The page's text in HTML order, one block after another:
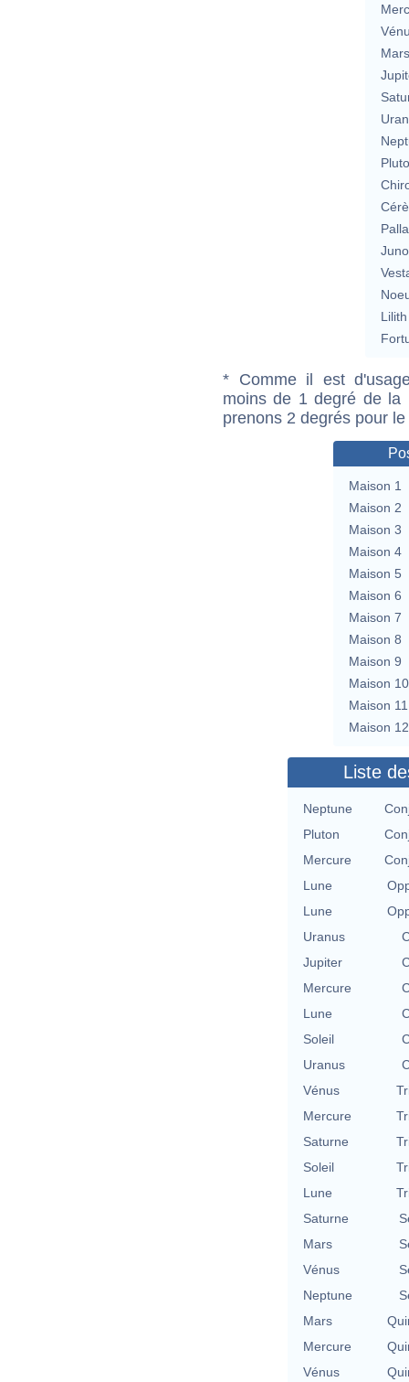
Mars
Lilith
* Comme il est
moins de 1 degré de la
prenons 2 degrés pour
Maison 1
Maison 2
Maison 3
Maison 4
Maison 5
Maison 6
Maison 7
Maison 8
Maison 9
Maison 10
Maison 11
Maison 12
Liste
Neptune
Pluton
Mercure
Lune
Lune
Uranus
Jupiter
Mercure
Lune
Soleil
Uranus
Vénus
Mercure
Saturne
Soleil
Lune
Saturne
Mars
Vénus
Neptune
Mars
Mercure
Vénus